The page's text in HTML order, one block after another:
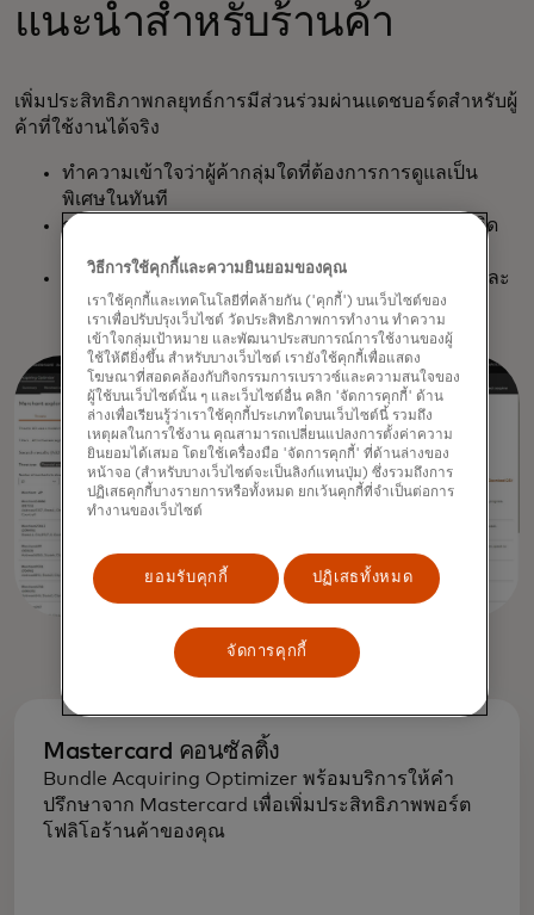
แนะนำสำหรับร้านค้า
เพิ่มประสิทธิภาพกลยุทธ์การมีส่วนร่วมผ่านแดชบอร์ดสำหรับผู้
ค้าที่ใช้งานได้จริง
ทำความเข้าใจว่าผู้ค้ากลุ่มใดที่ต้องการการดูแลเป็น
พิเศษในทันที
กรองรายชื่อร้านค้าเพื่อเจาะลึกถึงความเสี่ยงที่อาจเกิด
ขึ้นและโอกาสในการสร้างรายได้
ส่งออกรายชื่อไปยัง Excel และรูปแบบอื่นๆ เพื่อแชร์และ
ผสานรวมกับโซลูชันการจัดการรายชื่อติดต่อ
Mastercard คอนซัลติ้ง
Bundle Acquiring Optimizer พร้อมบริการให้คำ
ปรึกษาจาก Mastercard เพื่อเพิ่มประสิทธิภาพพอร์ต
โฟลิโอร้านค้าของคุณ
วิธีการใช้คุกกี้และความยินยอมของคุณ
เราใช้คุกกี้และเทคโนโลยีที่คล้ายกัน ('คุกกี้') บนเว็บไซต์ของ
เราเพื่อปรับปรุงเว็บไซต์ วัดประสิทธิภาพการทำงาน ทำความ
เข้าใจกลุ่มเป้าหมาย และพัฒนาประสบการณ์การใช้งานของผู้
ใช้ให้ดียิ่งขึ้น สำหรับบางเว็บไซต์ เรายังใช้คุกกี้เพื่อแสดง
โฆษณาที่สอดคล้องกับกิจกรรมการเบราวซ์และความสนใจของ
ผู้ใช้บนเว็บไซต์นั้น ๆ และเว็บไซต์อื่น คลิก 'จัดการคุกกี้' ด้าน
ล่างเพื่อเรียนรู้ว่าเราใช้คุกกี้ประเภทใดบนเว็บไซต์นี้ รวมถึง
เหตุผลในการใช้งาน คุณสามารถเปลี่ยนแปลงการตั้งค่าความ
ยินยอมได้เสมอ โดยใช้เครื่องมือ 'จัดการคุกกี้' ที่ด้านล่างของ
หน้าจอ (สำหรับบางเว็บไซต์จะเป็นลิงก์แทนปุ่ม) ซึ่งรวมถึงการ
ปฏิเสธคุกกี้บางรายการหรือทั้งหมด ยกเว้นคุกกี้ที่จำเป็นต่อการ
ทำงานของเว็บไซต์
ยอมรับคุกกี้ ปฏิเสธทั้งหมด
จัดการคุกกี้